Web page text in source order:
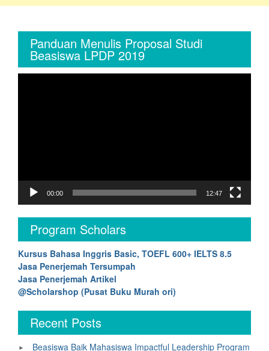
Panduan Menulis Proposal Studi
Beasiswa LPDP 2019
00:00 12:47
Program Scholars
Kursus Bahasa Inggris Basic, TOEFL 600+ IELTS 8.5
Jasa Penerjemah Tersumpah
Jasa Penerjemah Artikel
@Scholarshop (Pusat Buku Murah ori)
Recent Posts
Beasiswa Baik Mahasiswa Impactful Leadership Program